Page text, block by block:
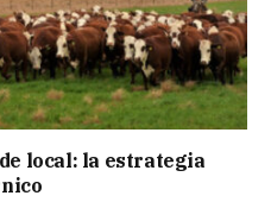
local: la estrategia